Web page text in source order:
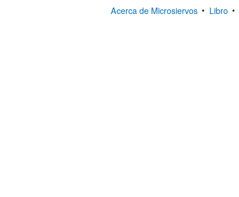
Acerca de Microsiervos • Libro •